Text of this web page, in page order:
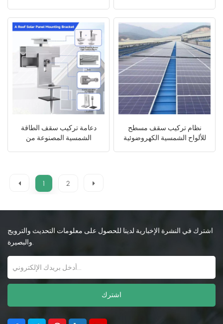
دعامة تركيب سقف الطاقة
الشمسية المصنوعة من
نظام تركيب سقف مسطح
للألواح الشمسية الكهروضوئية
1 2
اشترك في النشرة الإخبارية لدينا للحصول على معلومات التحديث والترويج
والبصيرة.